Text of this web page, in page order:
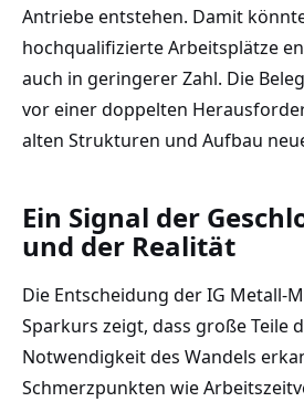
Antriebe entstehen. Damit
hochqualifizierte Arbeitsplätze
auch in geringerer Zahl. Die
vor einer doppelten
alten Strukturen und Aufbau
Ein Signal der
und der Realität
Die Entscheidung der IG Metall-
Sparkurs zeigt, dass große Teile
Notwendigkeit des Wandels
Schmerzpunkten wie